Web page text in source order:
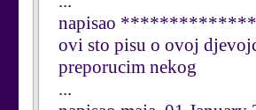
napisao
ovi sto pisu o ovoj
preporucim nekog
...